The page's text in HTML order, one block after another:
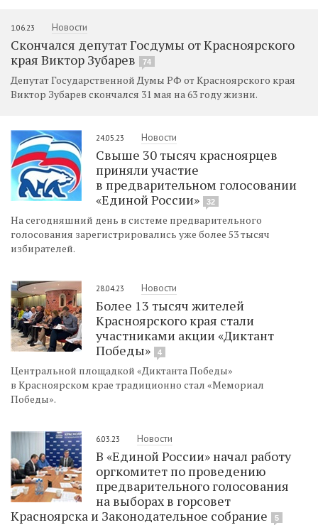
1.06.23 Новости
Скончался депутат Госдумы от Красноярского
края Виктор Зубарев
74
Депутат Государственной Думы РФ от Красноярского края
Виктор Зубарев скончался 31 мая на 63 году жизни.
24.05.23 Новости
Свыше 30 тысяч красноярцев
приняли участие
в предварительном голосовании
«Единой России»
32
На сегодняшний день в системе предварительного
голосования зарегистрировались уже более 53 тысяч
избирателей.
28.04.23 Новости
Более 13 тысяч жителей
Красноярского края стали
участниками акции «Диктант
Победы»
4
Центральной площадкой «Диктанта Победы»
в Красноярском крае традиционно стал «Мемориал
Победы».
6.03.23 Новости
В «Единой России» начал работу
оргкомитет по проведению
предварительного голосования
на выборах в горсовет
Красноярска и Законодательное собрание
5